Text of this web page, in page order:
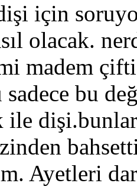
için
olacak.
madem
bu
ile
Ayetleri